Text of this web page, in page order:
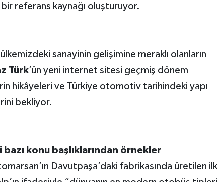
referans kaynağı oluşturuyor.
sanayinin gelişimine meraklı olanların
Türk’ün yeni internet sitesi geçmiş dönem
hikâyeleri ve Türkiye otomotiv tarihindeki yapı
bekliyor.
konu başlıklarından örnekler
Davutpaşa’daki fabrikasında üretilen ilk